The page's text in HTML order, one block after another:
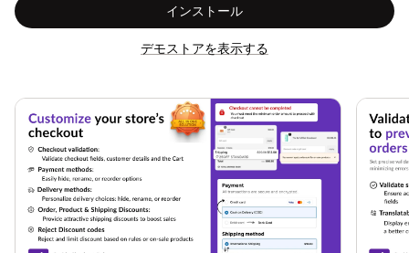
インストール
デモストアを表示する